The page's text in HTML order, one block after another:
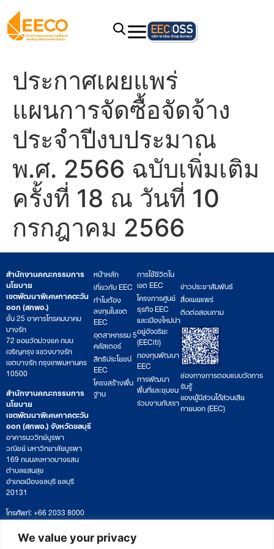
We value your privacy
ประกาศเผยแพร่
แผนการจัดซื้อจัดจ้าง
ประจำปีงบประมาณ
พ.ศ. 2566 ฉบับเพิ่มเติม
ครั้งที่ 18 ณ วันที่ 10
กรกฎาคม 2566
สำนักงานคณะกรรมการ
นโยบาย
เขตพัฒนาพิเศษภาคตะวัน
ออก (สกพอ.)
ชั้น 25 อาคารโทรคมนาคม
บางรัก
72 ซอยวัดม่วงแค ถนน
เจริญกรุง แขวงบางรัก
เขตบางรัก กรุงเทพมหานคร
10500
สำนักงานคณะกรรมการ
นโยบาย
เขตพัฒนาพิเศษภาคตะวัน
ออก (สกพอ.) จังหวัดชลบุรี
อาคารนววิทย์บูรพา
วณิชย์ มหาวิทยาลัยบูรพา
169 ถนนลงหาดบางแสน
ตำบลแสนสุข
อำเภอเมืองชลบุรี ชลบุรี
20131
โทรศัพท์: +66 2033 8000
เวลาทำการ: จันทร์ – ศุกร์
09:00 – 17:00 น.
ติดตามหนังสือหรือยื่นเอกสาร
หน้าหลัก
เกี่ยวกับ EEC
ทำไมต้อง
ลงทุนในเขต
EEC
อุตสาหกรรม 5
คลัสเตอร์
สิทธิประโยชน์
EEC
โครงสร้างพื้น
ฐาน
การใช้ชีวิตใน
เขต EEC
โครงการศูนย์
ธุรกิจ EEC
และเมืองใหม่น่า
อยู่อัจฉริยะ
(EECiti)
กองทุนพัฒนา
EEC
การพัฒนา
พื้นที่และชุมชน
ร่วมงานกับเรา
ข่าวประชาสัมพันธ์
สื่อเผยแพร่
ติดต่อสอบถาม
ช่องทางการตอบแบบวัดการ
รับรู้
ของผู้มีส่วนได้ส่วนเสีย
ภายนอก (EEC)